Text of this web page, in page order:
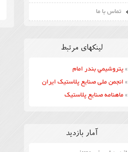
تماس با ما
لينكهاي مرتبط
»پتروشيمي بندر امام
»انجمن ملی صنایع پلاستیک ایران
»ماهنامه صنایع پلاستیک
آمار بازدید